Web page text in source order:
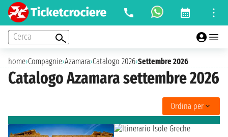
Cerca
home›Compagnie›Azamara›Catalogo 2026›Settembre 2026
Catalogo Azamara settembre 2026
Ordina per